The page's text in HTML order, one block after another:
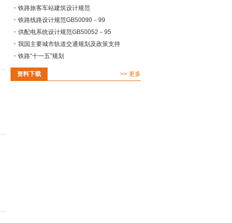
铁路旅客车站建筑设计规范
铁路线路设计规范GB50090－99
供配电系统设计规范GB50052－95
我国主要城市轨道交通规划及政策支持
铁路“十一五”规划
资料下载 >> 更多